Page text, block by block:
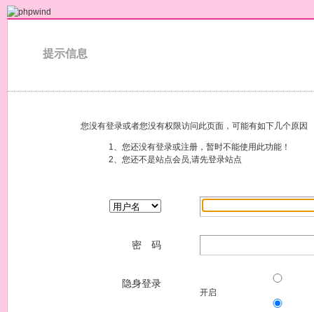
提示信息
您没有登录或者您没有权限访问此页面，可能有如下几个原因
1、您还没有登录或注册，暂时不能使用此功能！
2、您还不是站点会员,请先登录站点
密 码
隐身登录
开启